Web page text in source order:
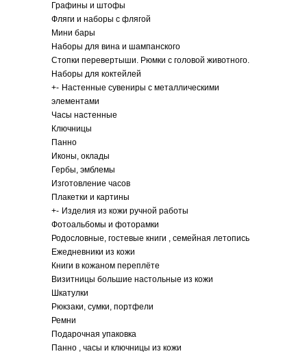
Графины и штофы
Фляги и наборы с флягой
Мини бары
Наборы для вина и шампанского
Стопки перевертыши. Рюмки с головой животного.
Наборы для коктейлей
+- Настенные сувениры с металлическими
элементами
Часы настенные
Ключницы
Панно
Иконы, оклады
Гербы, эмблемы
Изготовление часов
Плакетки и картины
+- Изделия из кожи ручной работы
Фотоальбомы и фоторамки
Родословные, гостевые книги , семейная летопись
Ежедневники из кожи
Книги в кожаном переплёте
Визитницы большие настольные из кожи
Шкатулки
Рюкзаки, сумки, портфели
Ремни
Подарочная упаковка
Панно , часы и ключницы из кожи